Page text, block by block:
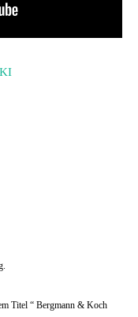
Titel “ Bergmann & Koch